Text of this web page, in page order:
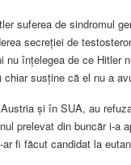
suferea de sindromul
secreției de
înțelegea de ce Hitler
susține că el nu a
și în SUA, au
prelevat din buncăr i-a
fi făcut candidat la